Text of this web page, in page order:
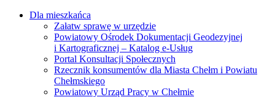
Dla mieszkańca
Załatw sprawę w urzędzie
Powiatowy Ośrodek Dokumentacji Geodezyjnej
i Kartograficznej – Katalog e-Usług
Portal Konsultacji Społecznych
Rzecznik konsumentów dla Miasta Chełm i Powiatu
Chełmskiego
Powiatowy Urząd Pracy w Chełmie